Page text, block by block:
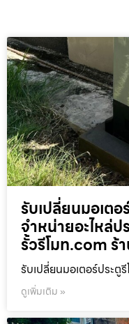
รับเปลี่ยนมอเตอ
จำหน่ายอะไหล่ป
รั้วรีโมท.com ร้
รับเปลี่ยนมอเตอร์ประตู
ดูเพิ่มเติม »